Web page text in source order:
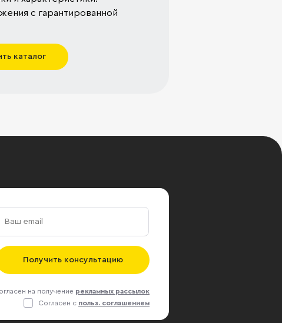
с гарантированной
каталог
Получить консультацию
на получение рекламных рассылок
Согласен с польз. соглашением